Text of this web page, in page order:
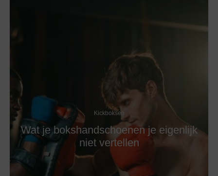
Kickboksen
Wat je bokshandschoenen je eigenlijk
niet vertellen